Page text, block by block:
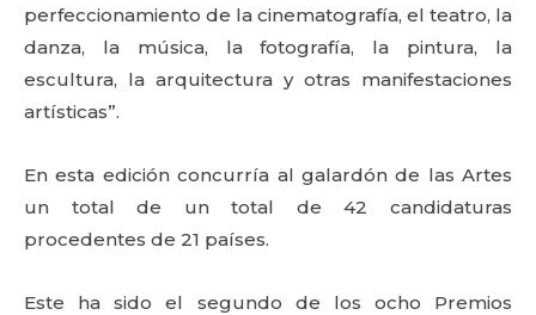
perfeccionamiento de la cinematografía, el teatro, la
danza, la música, la fotografía, la pintura, la
escultura, la arquitectura y otras manifestaciones
artísticas”.
En esta edición concurría al galardón de las Artes
un total de un total de 42 candidaturas
procedentes de 21 países.
Este ha sido el segundo de los ocho Premios